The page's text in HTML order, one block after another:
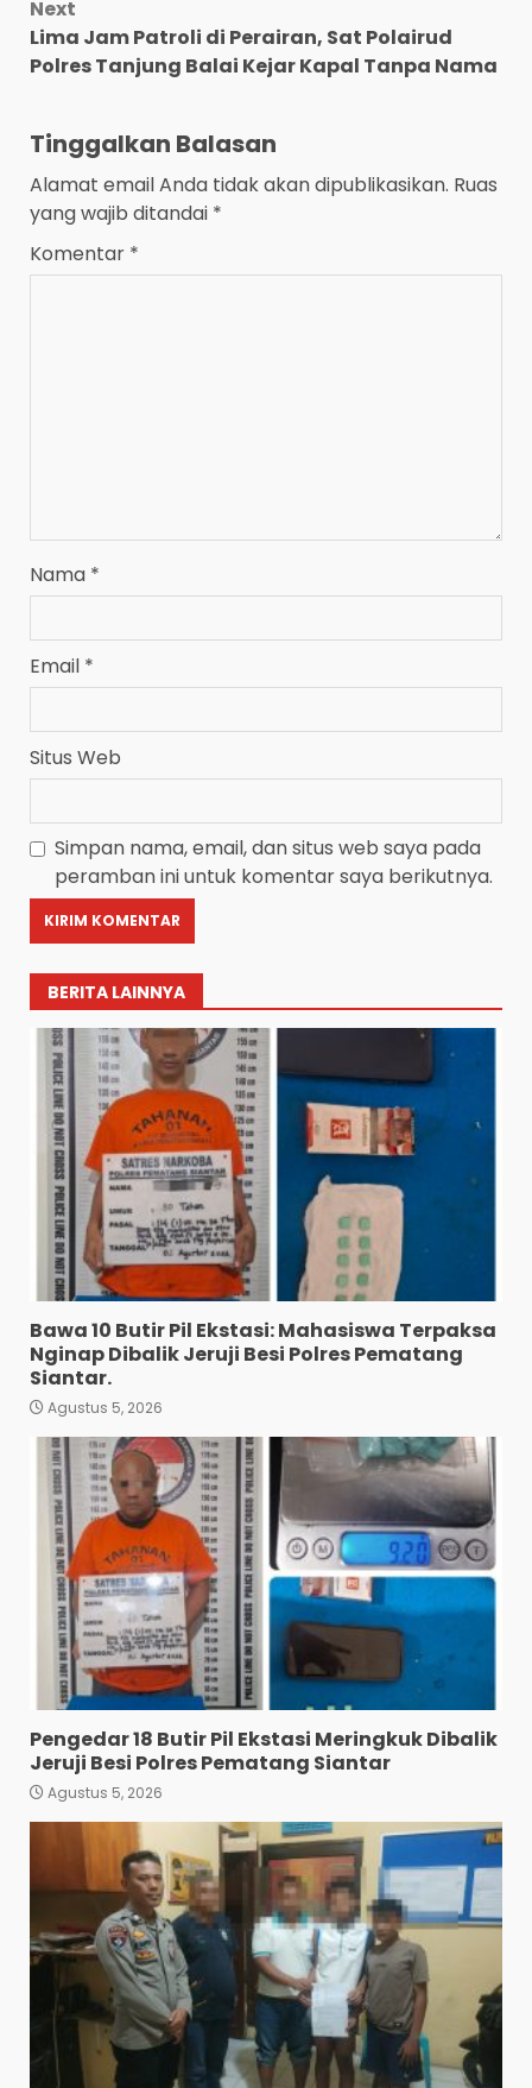
Next
Lima Jam Patroli di Perairan, Sat Polairud
Polres Tanjung Balai Kejar Kapal Tanpa Nama
Tinggalkan Balasan
Alamat email Anda tidak akan dipublikasikan. Ruas
yang wajib ditandai *
Komentar *
Nama *
Email *
Situs Web
Simpan nama, email, dan situs web saya pada
peramban ini untuk komentar saya berikutnya.
BERITA LAINNYA
Bawa 10 Butir Pil Ekstasi: Mahasiswa Terpaksa
Nginap Dibalik Jeruji Besi Polres Pematang
Siantar.
Agustus 5, 2026
Pengedar 18 Butir Pil Ekstasi Meringkuk Dibalik
Jeruji Besi Polres Pematang Siantar
Agustus 5, 2026
3
Anak Diduga Diringkus
Polsek Siantar Utara.
Agustus 5, 2026
Polresta Deli Serdang Bekuk
Dua Pengedar Narkoba di
Pagar Merbau.
Agustus 5, 2026
5
Setelah Dikibusikan Warga
Dan Viral di Media Sosial:
Polsek Medan Tuntungan
Grebek Lokasi Judi Tembak
6
Residivis Asal Aceh Dibekuk
di Siantar, Polisi Sita 9,05
Gram Sabu
Agustus 4, 2026
Sat Reskrim Polres
Pematangsiantar Amankan
4.800 Bungkus Rokok Ilegal
ke Bea Cukai Dan Dua
Terduga Pelaku